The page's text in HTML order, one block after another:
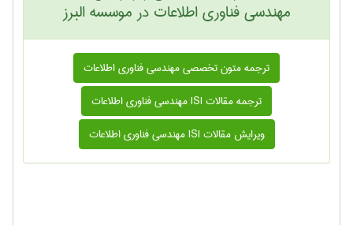
مهندسی فناوری اطلاعات در موسسه البرز
ترجمه متون تخصصی مهندسی فناوری اطلاعات
ترجمه مقالات ISI مهندسی فناوری اطلاعات
ویرایش مقالات ISI مهندسی فناوری اطلاعات